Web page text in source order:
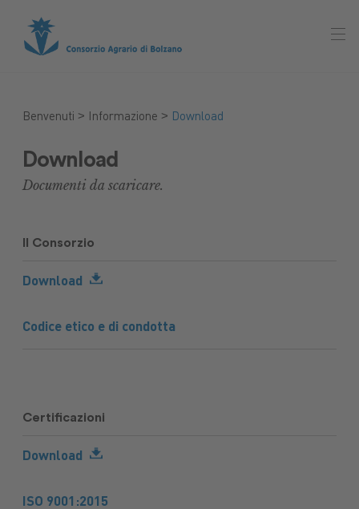
tuttoGIARDINOAssicurazioni
Benvenuti > Informazione > Download
Download
Documenti da scaricare.
Il Consorzio
Download
Codice etico e di condotta
Certificazioni
Download
ISO 9001:2015